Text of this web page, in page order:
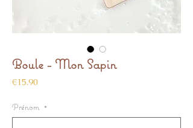
Boule - Mon Sapin
€15.90
Prénom *